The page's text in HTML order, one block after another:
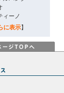
ィーノ
に表示】